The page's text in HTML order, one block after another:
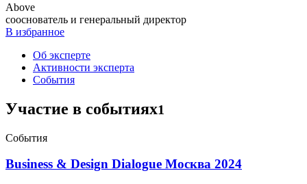
Above
сооснователь и генеральный директор
В избранное
Об эксперте
Активности эксперта
События
Участие в событиях1
События
Business & Design Dialogue Москва 2024